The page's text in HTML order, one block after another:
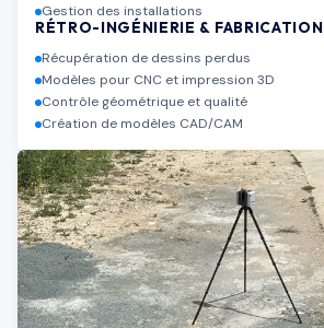
Gestion des installations
RÉTRO-INGÉNIERIE & FABRICATION
Récupération de dessins perdus
Modèles pour CNC et impression 3D
Contrôle géométrique et qualité
Création de modèles CAD/CAM